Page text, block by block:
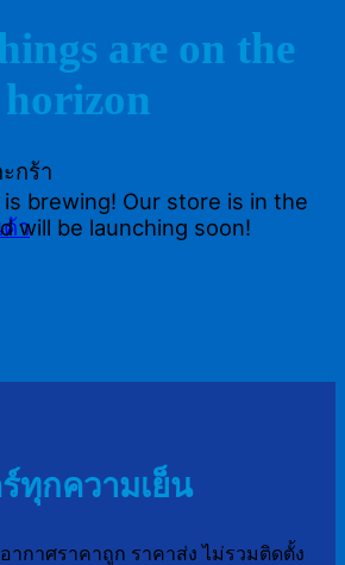
กร้า
า
are on the
horizon
brewing! Our store is in the
will be launching soon!
ทุกความเย็น
ากาศราคาถูก ราคาส่ง ไม่รวมติดตั้ง